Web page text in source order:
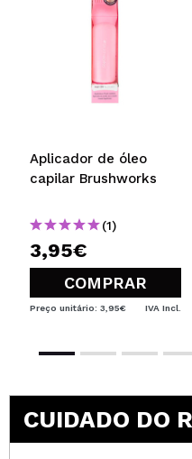
Aplicador de óleo
capilar Brushworks
(1)
3,95€
COMPRAR
Preço unitário: 3,95€ IVA Incl.
CUIDADO DO